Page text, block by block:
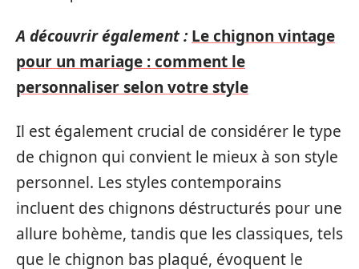
A découvrir également : Le chignon vintage
pour un mariage : comment le
personnaliser selon votre style
Il est également crucial de considérer le type
de chignon qui convient le mieux à son style
personnel. Les styles contemporains
incluent des chignons déstructurés pour une
allure bohème, tandis que les classiques, tels
que le chignon bas plaqué, évoquent le